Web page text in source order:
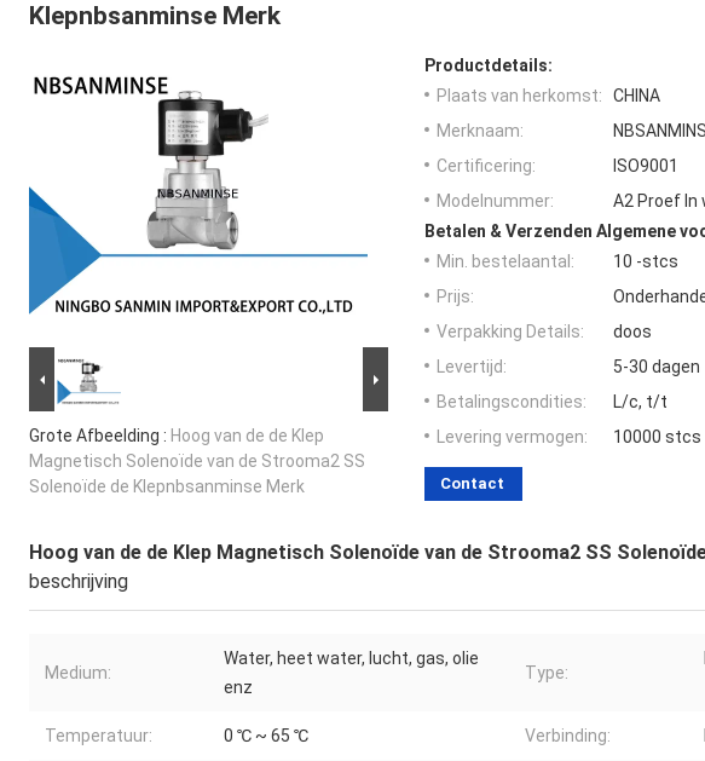
Klepnbsanminse Merk
Grote Afbeelding : Hoog van de de Klep
Magnetisch Solenoïde van de Strooma2 SS
Solenoïde de Klepnbsanminse Merk
Productdetails:
Plaats van herkomst:
CHINA
Merknaam:
Certificering:
ISO9001
Modelnummer:
A2 Proef In
Betalen & Verzenden Algemene
Min. bestelaantal:
10 -stcs
Prijs:
Verpakking Details:
doos
Levertijd:
5-30 dagen
Betalingscondities:
L/c, t/t
Levering vermogen:
10000 stcs
Contact
Hoog van de de Klep Magnetisch Solenoïde van de Strooma2 SS
beschrijving
Medium:
Water, heet water, lucht, gas, olie
enz
Type:
Temperatuur: 0 ℃ ~ 65 ℃ Verbinding: